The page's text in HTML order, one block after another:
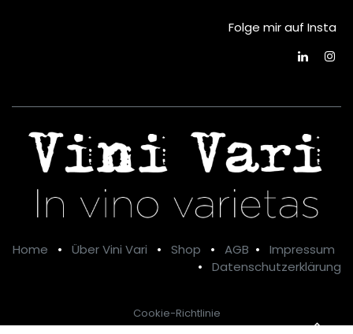
Folge mir auf Insta
Home • Über Vini Vari • Shop • AGB •
Impressum
•
Datenschutzerklärung
Cookie-Richtlinie